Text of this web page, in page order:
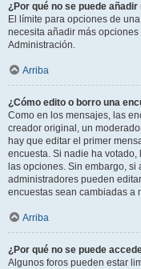
¿Por qué no se puede
El límite para opciones de
necesita añadir más
Administración.
Arriba
¿Cómo edito o borro una
Como en los mensajes, las
creador original, un
hay que editar el primer
encuesta. Si nadie ha
las opciones. Sin embargo,
administradores pueden
encuestas sean cambiadas a
Arriba
¿Por qué no se puede
Algunos foros pueden estar